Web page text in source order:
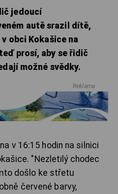
jedoucí
autě srazil dítě,
obci Kokašice na
prosí, aby se řidič
možné svědky.
Reklama
v 16:15 hodin na silnici
"Nezletilý chodec
došlo ke střetu
červené barvy,